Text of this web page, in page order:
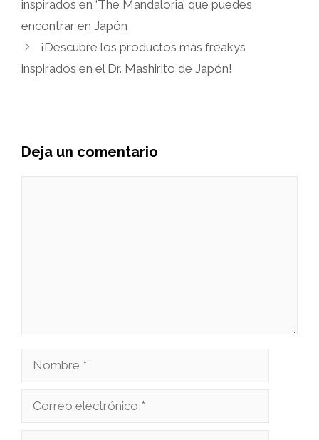
inspirados en ‘The Mandaloria’ que puedes
encontrar en Japón
¡Descubre los productos más freakys
inspirados en el Dr. Mashirito de Japón!
Deja un comentario
Nombre
Correo